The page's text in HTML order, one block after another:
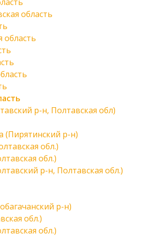
область
область
р-н, Полтавская обл)
(Пирятинский р-н)
обл.)
обл.)
р-н, Полтавская обл.)
р-н)
обл.)
обл.)